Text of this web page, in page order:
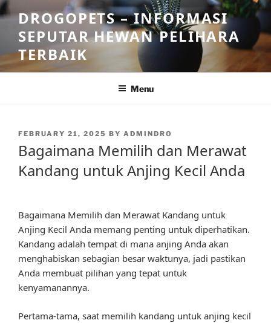
Skip
to
content
DROGOPETS – INFORMASI
SEPUTAR HEWAN PELIHARA
TERBAIK
Menu
POSTED
FEBRUARY 21, 2025 BY ADMINDRO
Bagaimana Memilih dan Merawat
Kandang untuk Anjing Kecil Anda
Bagaimana Memilih dan Merawat Kandang untuk
Anjing Kecil Anda memang penting untuk diperhatikan.
Kandang adalah tempat di mana anjing Anda akan
menghabiskan sebagian besar waktunya, jadi pastikan
Anda membuat pilihan yang tepat untuk
kenyamanannya.
Pertama-tama, saat memilih kandang untuk anjing kecil